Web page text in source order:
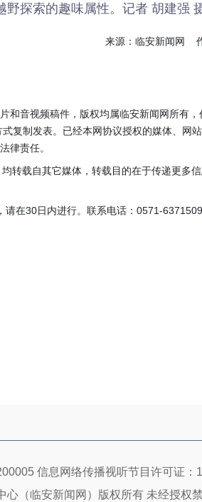
探索的趣味属性。 记者 胡建强
来源：临安新闻网
和音视频稿件，版权均属临安新闻网所有
复制发表。已经本网协议授权的媒体、网
律责任。
转载自其它媒体，转载目的在于传递更多
在30日内进行。联系电话：0571-
信息网络传播视听节目许可证：
心（临安新闻网）版权所有 未经授权